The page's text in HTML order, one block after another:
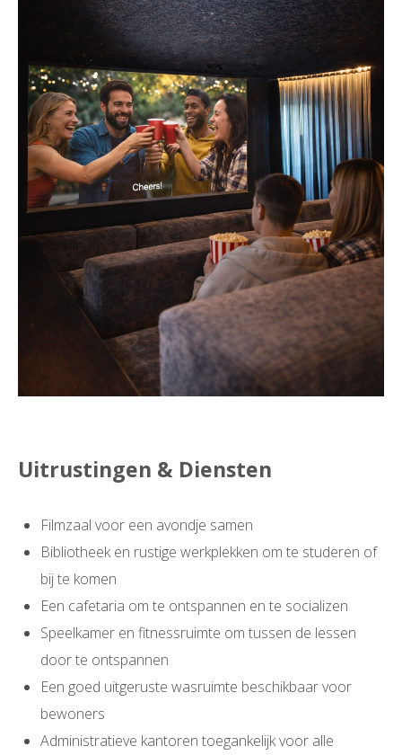
Uitrustingen & Diensten
Filmzaal voor een avondje samen
Bibliotheek en rustige werkplekken om te studeren of
bij te komen
Een cafetaria om te ontspannen en te socializen
Speelkamer en fitnessruimte om tussen de lessen
door te ontspannen
Een goed uitgeruste wasruimte beschikbaar voor
bewoners
Administratieve kantoren toegankelijk voor alle